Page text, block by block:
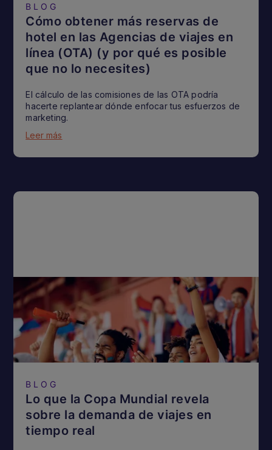
BLOG
Cómo obtener más reservas de
hotel en las Agencias de viajes en
línea (OTA) (y por qué es posible
que no lo necesites)
El cálculo de las comisiones de las OTA podría
hacerte replantear dónde enfocar tus esfuerzos de
marketing.
Leer más
BLOG
Lo que la Copa Mundial revela
sobre la demanda de viajes en
tiempo real